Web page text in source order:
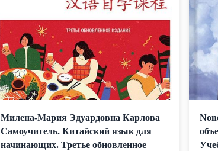
Милена-Мария Эдуардовна Карлова
Самоучитель. Китайский язык для
начинающих. Третье обновленное